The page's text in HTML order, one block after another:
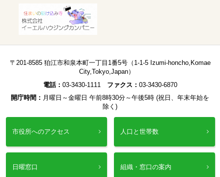
〒201-8585 狛江市和泉本町一丁目1番5号（1-1-5 Izumi-honcho,Komae
City,Tokyo,Japan）
電話： 03-3430-1111 ファクス： 03-3430-6870
開庁時間： 月曜日～金曜日 午前8時30分～午後5時 (祝日、年末年始を
除く)
市役所へのアクセス 人口と世帯数
日曜窓口 組織・窓口の案内